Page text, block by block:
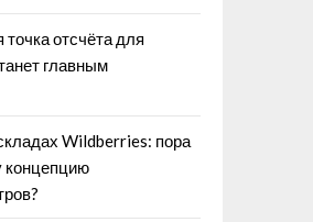
отсчёта для
главным
Wildberries: пора
концепцию